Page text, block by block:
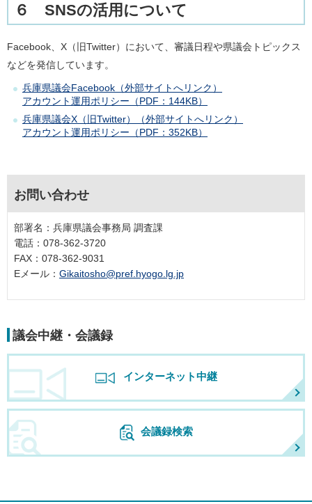
６ SNSの活用について
Facebook、X（旧Twitter）において、審議日程や県議会トピックス
などを発信しています。
兵庫県議会Facebook（外部サイトへリンク）
アカウント運用ポリシー（PDF：144KB）
兵庫県議会X（旧Twitter）（外部サイトへリンク）
アカウント運用ポリシー（PDF：352KB）
お問い合わせ
部署名：兵庫県議会事務局 調査課
電話：078-362-3720
FAX：078-362-9031
Eメール： Gikaitosho@pref.hyogo.lg.jp
議会中継・会議録
インターネット中継
会議録検索